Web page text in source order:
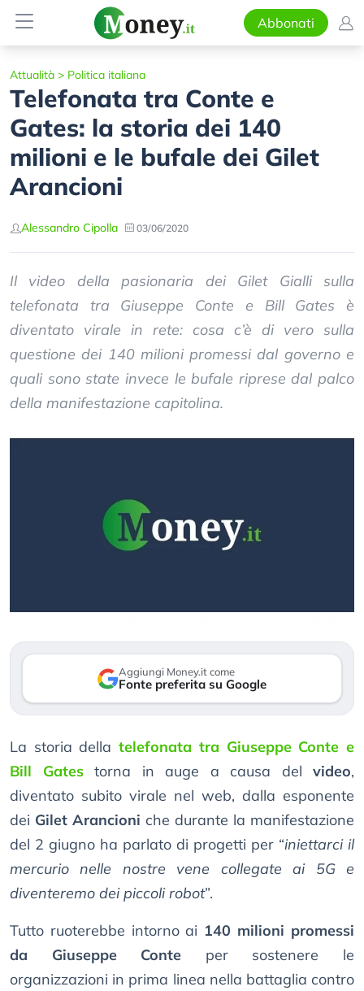
Abbonati
Attualità > Politica italiana
Telefonata tra Conte e
Gates: la storia dei 140
milioni e le bufale dei Gilet
Arancioni
Alessandro Cipolla 03/06/2020
Il video della pasionaria dei Gilet Gialli sulla
telefonata tra Giuseppe Conte e Bill Gates è
diventato virale in rete: cosa c’è di vero sulla
questione dei 140 milioni promessi dal governo e
quali sono state invece le bufale riprese dal palco
della manifestazione capitolina.
Aggiungi Money.it come
Fonte preferita su Google
La storia dellatelefonata tra Giuseppe Conte e
Bill Gatestorna in auge a causa del video,
diventato subito virale nel web, dalla esponente
dei Gilet Arancioni che durante la manifestazione
del 2 giugno ha parlato di progetti per “iniettarci il
mercurio nelle nostre vene collegate ai 5G e
diventeremo dei piccoli robot”.
Tutto ruoterebbe intorno ai 140 milioni promessi
da Giuseppe Conte per sostenere le
organizzazioni in prima linea nella battaglia contro